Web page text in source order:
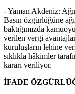
- Yaman Akdeniz: Ağır
Basın özgürlüğüne
baktığımızda
verilen vergi
kuruluşların lehine
sıklıkla hâkimler
kararı veriliyor.
İFADE